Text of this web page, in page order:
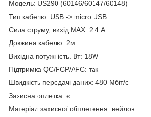
Модель: US290 (60146/60147/60148)
Тип кабелю: USB -> micro USB
Сила струму, вихід MAX: 2.4 А
Довжина кабелю: 2м
Вихідна потужність, Вт: 18W
Підтримка QC/FCP/AFC: так
Швидкість передачі даних: 480 Мбіт/с
Захисна оплетка: є
Матеріал захисної обплетення: нейлон